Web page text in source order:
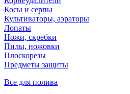
Косы и серпы
Культиваторы, аэраторы
Лопаты
Ножи, скребки
Пилы, ножовки
Плоскорезы
Предметы защиты
Все для полива